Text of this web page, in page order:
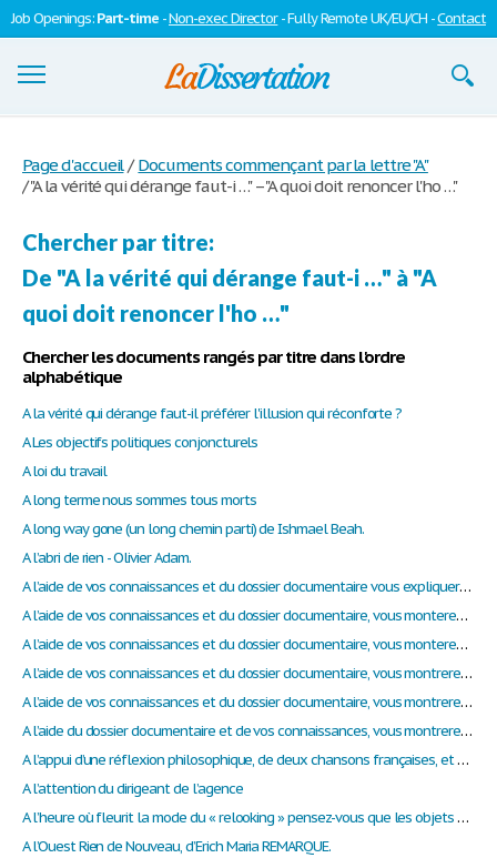
Job Openings:Part-time -Non-exec Director- Fully Remote UK/EU/CH -Contact
S'inscrire
Se connecter
Contactez-nous
Page d'accueil / Documents commençant par la lettre "A"
/"A la vérité qui dérange faut-i …" – "A quoi doit renoncer l'ho …"
Chercher par titre:
De "A la vérité qui dérange faut-i …" à "A
quoi doit renoncer l'ho …"
Chercher les documents rangés par titre dans l'ordre
alphabétique
A la vérité qui dérange faut-il préférer l'illusion qui réconforte ?
A Les objectifs politiques conjoncturels
A loi du travail
A long terme nous sommes tous morts
A long way gone (un long chemin parti) de Ishmael Beah.
A l’abri de rien - Olivier Adam.
A l’aide de vos connaissances et du dossier documentaire vous expliquerez le choix de localisation des firmes transnationales
A l’aide de vos connaissances et du dossier documentaire, vous monterez que la participation électorale est socialement différencié
A l’aide de vos connaissances et du dossier documentaire, vous monterez que l’approche en termes de classes sociales, pour rendre compte de la société française, peut être remise en cause.
A l’aide de vos connaissances et du dossier documentaire, vous montrerez les effets du contrôle social sur la déviance
A l’aide de vos connaissances et du dossier documentaire, vous montrerez les fondements et les risques des politiques protectionnistes
A l’aide du dossier documentaire et de vos connaissances, vous montrerez qu’il existe différents types de gouvernance pour diriger une entreprise
A l’appui d’une réflexion philosophique, de deux chansons françaises, et d’un extrait romanesque, les auteurs se demandent si l’ambition est favorable au rêve ?
A l’attention du dirigeant de l’agence
A l’heure où fleurit la mode du « relooking » pensez-vous que les objets vestimentaires et accessoires divers puissent être des vecteurs de réussite professionnelle et de bien-être social ?
A l’Ouest Rien de Nouveau, d’Erich Maria REMARQUE.